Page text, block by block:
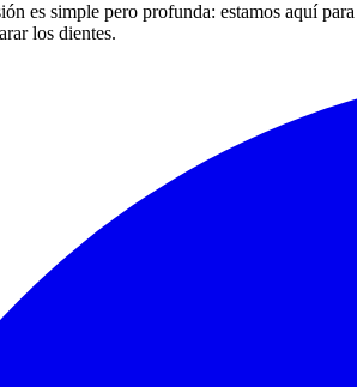
es simple pero profunda: estamos aquí
los dientes.